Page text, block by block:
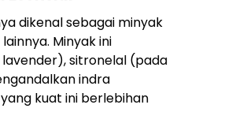
dikenal sebagai minyak
Minyak ini
sitronelal (pada
indra
kuat ini berlebihan